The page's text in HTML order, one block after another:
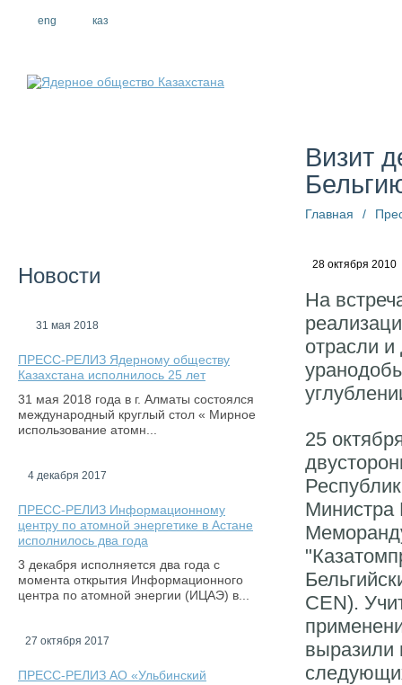
eng каз
Новости
31 мая 2018
ПРЕСС-РЕЛИЗ Ядерному обществу
Казахстана исполнилось 25 лет
31 мая 2018 года в г. Алматы состоялся
международный круглый стол « Мирное
использование атомн...
4 декабря 2017
ПРЕСС-РЕЛИЗ Информационному
центру по атомной энергетике в Астане
исполнилось два года
3 декабря исполняется два года с
момента открытия Информационного
центра по атомной энергии (ИЦАЭ) в...
27 октября 2017
ПРЕСС-РЕЛИЗ АО «Ульбинский
Визит
Главная /
28 октября 2010
На
отрасли
25
Министра
CEN).
выразили